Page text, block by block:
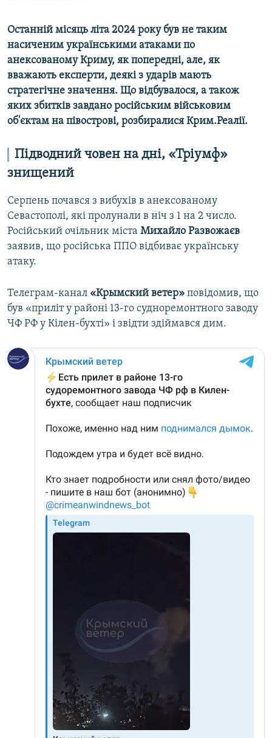
Останній місяць літа 2024 року був не таким
насиченим українськими атаками по
анексованому Криму, як попередні, але, як
вважають експерти, деякі з ударів мають
стратегічне значення. Що відбувалося, а також
яких збитків завдано російським військовим
об'єктам на півострові, розбиралися Крим.Реалії.
Підводний човен на дні, «Тріумф»
знищений
Серпень почався з вибухів в анексованому
Севастополі, які пролунали в ніч з 1 на 2 число.
Російський очільник міста Михайло Развожаєв
заявив, що російська ППО відбиває українську
атаку.
Телеграм-канал «Крымский ветер» повідомив, що
був «приліт у районі 13-го судноремонтного заводу
ЧФ РФ у Кілен-бухті» і звідти здіймався дим.